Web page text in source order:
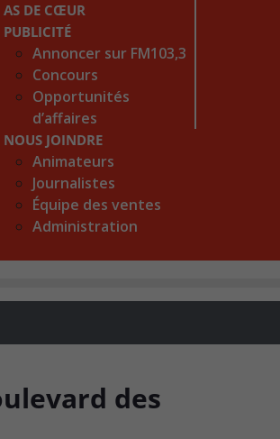
AS DE CŒUR
PUBLICITÉ
Annoncer sur FM103,3
Concours
Opportunités
d’affaires
NOUS JOINDRE
Animateurs
Journalistes
Équipe des ventes
Administration
des